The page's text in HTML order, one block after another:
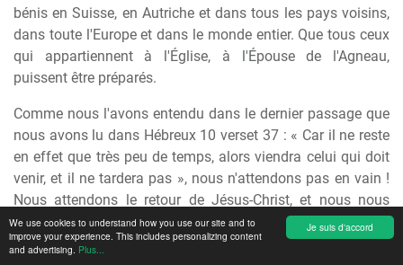
Je suis d'accord
We use cookies to understand how you use our site and to
improve your experience. This includes personalizing content
and advertising. Plus...
bénis en Suisse, en Autriche et dans tous les pays voisins,
dans toute l'Europe et dans le monde entier. Que tous ceux
qui appartiennent à l'Église, à l'Épouse de l'Agneau,
puissent être préparés.
Comme nous l'avons entendu dans le dernier passage que
nous avons lu dans Hébreux 10 verset 37 : « Car il ne reste
en effet que très peu de temps, alors viendra celui qui doit
venir, et il ne tardera pas », nous n'attendons pas en vain !
Nous attendons le retour de Jésus-Christ, et nous nous
attendons à ce que cela se produise dans notre temps, car
les signes du temps parlent un langage clair : « Quand